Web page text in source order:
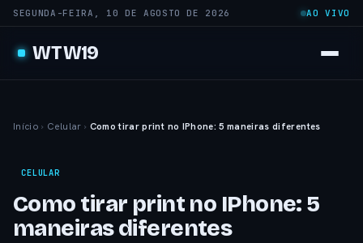
SEGUNDA-FEIRA, 10 DE AGOSTO DE 2026 AO VIVO
WTW19
Início › Celular › Como tirar print no IPhone: 5 maneiras diferentes
CELULAR
Como tirar print no IPhone: 5
maneiras diferentes